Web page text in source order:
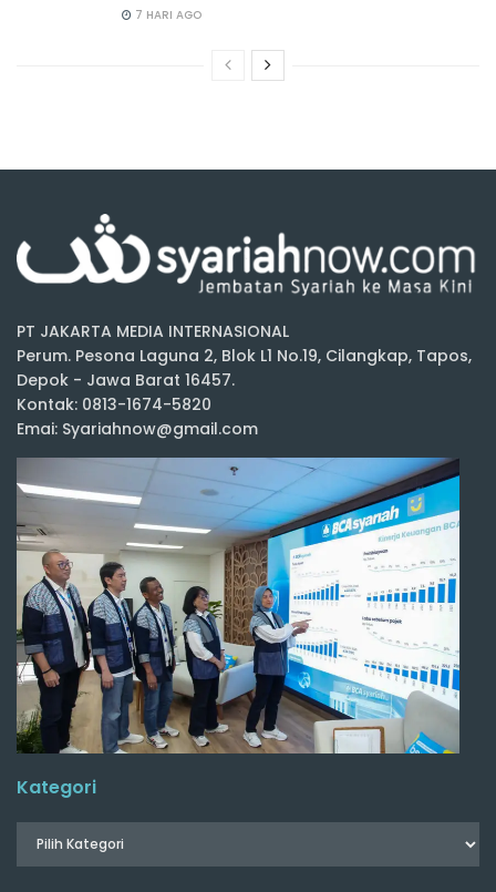
7 HARI AGO
PT JAKARTA MEDIA INTERNASIONAL
Perum. Pesona Laguna 2, Blok L1 No.19, Cilangkap, Tapos,
Depok - Jawa Barat 16457.
Kontak: 0813-1674-5820
Emai: Syariahnow@gmail.com
Kategori